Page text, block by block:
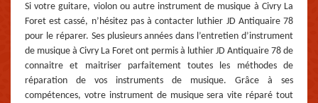
Si votre guitare, violon ou autre instrument de musique à Civry La
Foret est cassé, n’hésitez pas à contacter luthier JD Antiquaire 78
pour le réparer. Ses plusieurs années dans l’entretien d’instrument
de musique à Civry La Foret ont permis à luthier JD Antiquaire 78 de
connaitre et maitriser parfaitement toutes les méthodes de
réparation de vos instruments de musique. Grâce à ses
compétences, votre instrument de musique sera vite réparé tout